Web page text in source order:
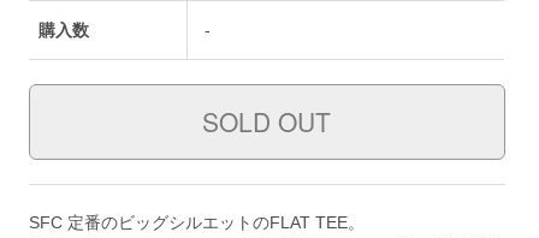
購入数 -
SFC 定番のビッグシルエットのFLAT TEE。